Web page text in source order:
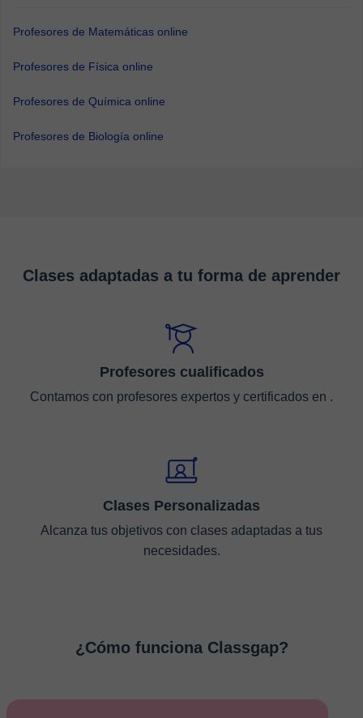
Profesores de Matemáticas online
Profesores de Física online
Profesores de Química online
Profesores de Biología online
Clases adaptadas a tu forma de aprender
Profesores cualificados
Contamos con profesores expertos y certificados en .
Clases Personalizadas
Alcanza tus objetivos con clases adaptadas a tus
necesidades.
¿Cómo funciona Classgap?